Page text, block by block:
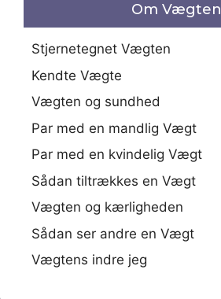
Om Vægten
Stjernetegnet Vægten
Kendte Vægte
Vægten og sundhed
Par med en mandlig Vægt
Par med en kvindelig Vægt
Sådan tiltrækkes en Vægt
Vægten og kærligheden
Sådan ser andre en Vægt
Vægtens indre jeg